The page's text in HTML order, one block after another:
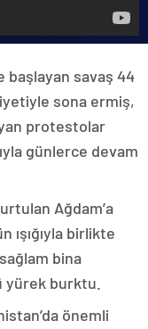
başlayan savaş 44
sona ermiş,
protestolar
günlerce devam
Ağdam’a
ışığıyla birlikte
bina
yürek burktu.
önemli